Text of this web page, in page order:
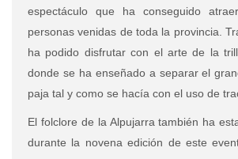
espectáculo que ha conseguido
personas venidas de toda la provincia.
ha podido disfrutar con el arte de la
donde se ha enseñado a separar el
paja tal y como se hacía con el uso de
El folclore de la Alpujarra también ha
durante la novena edición de este